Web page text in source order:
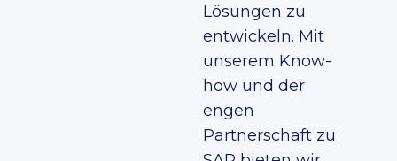
Lösungen zu
entwickeln. Mit
unserem Know-
how und der
engen
Partnerschaft zu